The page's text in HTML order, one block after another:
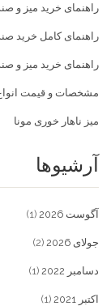
راهنمای خرید میز و
راهنمای کامل خرید صندلی فلزی
راهنمای خرید میز و صندلی رستورانی
مشخصات و قیمت
میز ناهار خوری مونا
آرشیوها
آگوست 2026 (1)
جولای 2026 (2)
دسامبر 2022 (1)
اکتبر 2021 (1)